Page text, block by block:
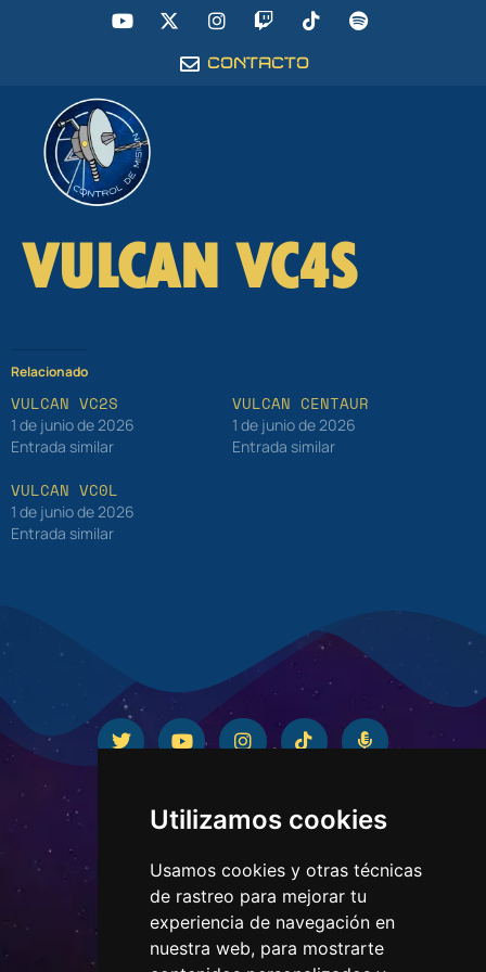
Utilizamos cookies
Usamos cookies y otras técnicas
de rastreo para mejorar tu
experiencia de navegación en
nuestra web, para mostrarte
CONTACTO
VULCAN VC4S
Relacionado
VULCAN VC2S
1 de junio de 2026
Entrada similar
VULCAN CENTAUR
1 de junio de 2026
Entrada similar
VULCAN VC0L
1 de junio de 2026
Entrada similar